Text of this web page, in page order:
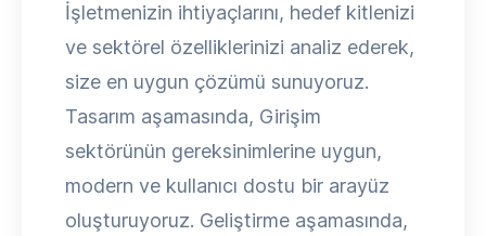
İşletmenizin ihtiyaçlarını, hedef kitlenizi
ve sektörel özelliklerinizi analiz ederek,
size en uygun çözümü sunuyoruz.
Tasarım aşamasında, Girişim
sektörünün gereksinimlerine uygun,
modern ve kullanıcı dostu bir arayüz
oluşturuyoruz. Geliştirme aşamasında,